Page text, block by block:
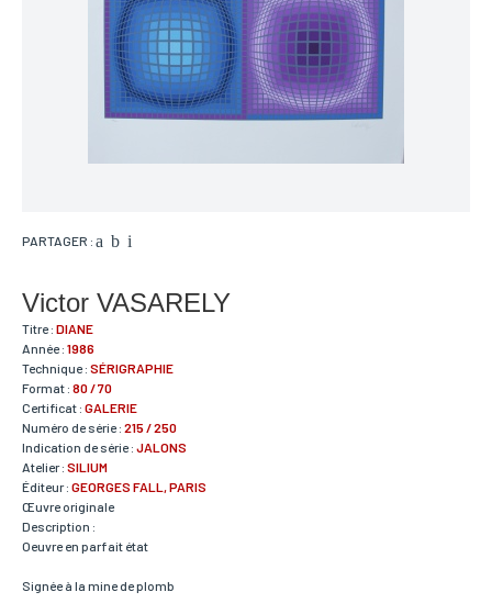
PARTAGER :
Victor VASARELY
Titre : DIANE
Année : 1986
Technique : SÉRIGRAPHIE
Format : 80 / 70
Certificat : GALERIE
Numéro de série : 215 / 250
Indication de série : JALONS
Atelier : SILIUM
Éditeur : GEORGES FALL, PARIS
Œuvre originale
Description :
Oeuvre en parfait état
Signée à la mine de plomb